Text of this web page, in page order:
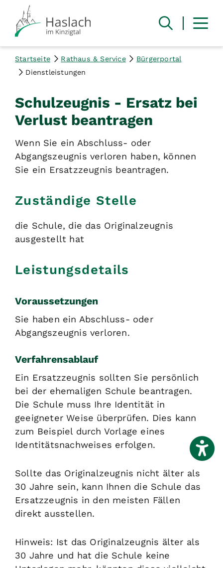
Startseite Rathaus & Service
Bürgerportal
Dienstleistungen
Schulzeugnis - Ersatz bei
Verlust beantragen
Wenn Sie ein Abschluss- oder
Abgangszeugnis verloren haben, können
Sie ein Ersatzzeugnis beantragen.
Zuständige Stelle
die Schule, die das Originalzeugnis
ausgestellt hat
Leistungsdetails
Voraussetzungen
Sie haben ein Abschluss- oder
Abgangszeugnis verloren.
Verfahrensablauf
Ein Ersatzzeugnis sollten Sie persönlich
bei der ehemaligen Schule beantragen.
Die Schule muss Ihre Identität in
geeigneter Weise überprüfen. Dies kann
zum Beispiel durch Vorlage eines
Identitätsnachweises erfolgen.
Sollte das Originalzeugnis nicht älter als
30 Jahre sein, kann Ihnen die Schule das
Ersatzzeugnis in den meisten Fällen
direkt ausstellen.
Hinweis: Ist das Originalzeugnis älter als
30 Jahre und hat die Schule keine